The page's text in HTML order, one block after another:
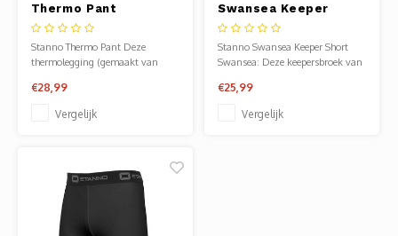
Thermo Pant
Stanno Thermo Pant Deze
thermolegging (gemaakt van
heeft thermische eigenschappen
en houdt je dus lekker warm. De
binnenzijde bevat een zachte
€28,99
Vergelijk
Swansea Keeper
Short
Stanno Swansea Keeper Short
Swansea: Deze keepersbroek van
perfect geschikt voor training en
competitie. De broek bevat een
elastische tailleband met
€25,99
Vergelijk